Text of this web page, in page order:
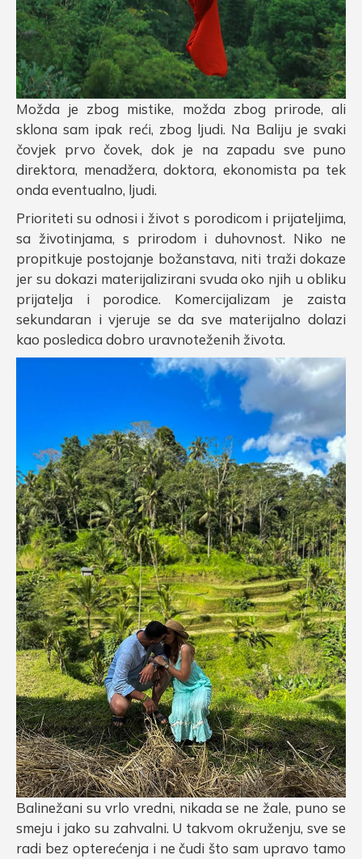
Možda je zbog mistike, možda zbog prirode, ali
sklona sam ipak reći, zbog ljudi. Na Baliju je svaki
čovjek prvo čovek, dok je na zapadu sve puno
direktora, menadžera, doktora, ekonomista pa tek
onda eventualno, ljudi.
Prioriteti su odnosi i život s porodicom i prijateljima,
sa životinjama, s prirodom i duhovnost. Niko ne
propitkuje postojanje božanstava, niti traži dokaze
jer su dokazi materijalizirani svuda oko njih u obliku
prijatelja i porodice. Komercijalizam je zaista
sekundaran i vjeruje se da sve materijalno dolazi
kao posledica dobro uravnoteženih života.
Balinežani su vrlo vredni, nikada se ne žale, puno se
smeju i jako su zahvalni. U takvom okruženju, sve se
radi bez opterećenja i ne čudi što sam upravo tamo